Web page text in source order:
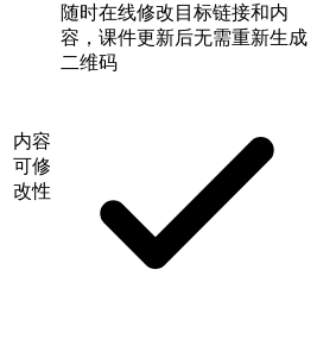
内容
可修
改性
随时在线修改目标链接和内
容，课件更新后无需重新生成
二维码